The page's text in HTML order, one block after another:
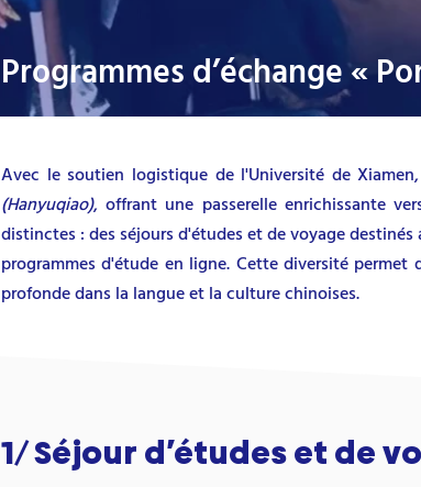
Programmes d’échange «
Avec le soutien logistique de l'Université de
(Hanyuqiao), offrant une passerelle enrichissante
distinctes : des séjours d'études et de voyage
programmes d'étude en ligne. Cette diversité
profonde dans la langue et la culture chinoises.
1/ Séjour d’études et de